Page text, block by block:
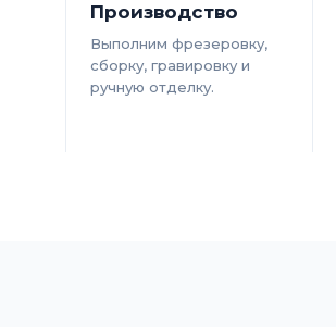
Производство
Выполним фрезеровку,
сборку, гравировку и
ручную отделку.